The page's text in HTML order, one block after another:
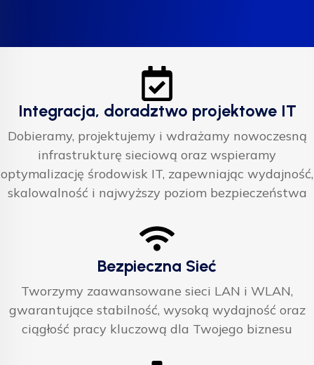
Integracja, doradztwo projektowe IT
Dobieramy, projektujemy i wdrażamy nowoczesną
infrastrukturę sieciową oraz wspieramy
optymalizację środowisk IT, zapewniając wydajność,
skalowalność i najwyższy poziom bezpieczeństwa
Bezpieczna Sieć
Tworzymy zaawansowane sieci LAN i WLAN,
gwarantujące stabilność, wysoką wydajność oraz
ciągłość pracy kluczową dla Twojego biznesu